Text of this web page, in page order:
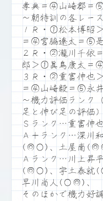
孝典＝④山崎郡＝⑤
～朝特訓の各レー
１Ｒ・①松本博昭
＝④宮脇遼太＝⑤
２Ｒ・②瀧川千依
郎＞①眞鳥康太＝
３Ｒ・②重富伸也
＝④山崎毅＝⑤永
～機力評価ランク
足と伸び足の評価
Ｓランク…重富
Ａ＋ランク…深川
(◎○)、土屋南
Ａランク…川上昇
(◎○)、宇土泰就
早川尚人(○◎)、
そのほかで機力